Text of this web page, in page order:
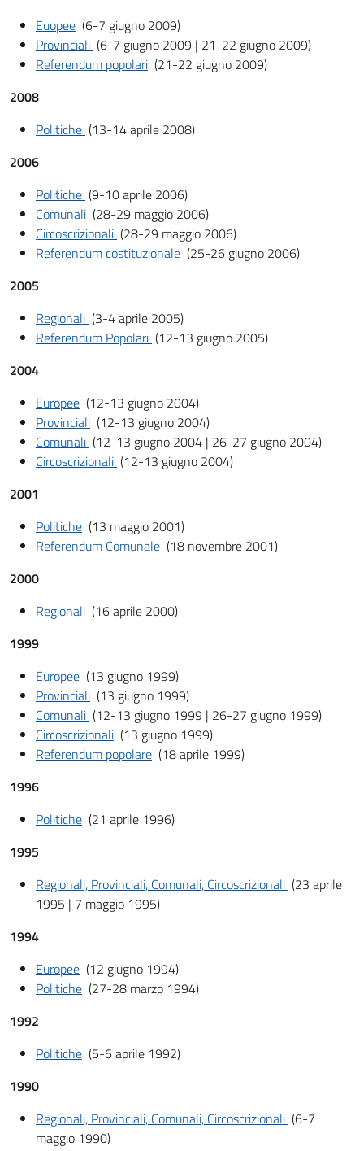
Euopee (6-7 giugno 2009)
Provinciali (6-7 giugno 2009 | 21-22 giugno 2009)
Referendum popolari (21-22 giugno 2009)
2008
Politiche (13-14 aprile 2008)
2006
Politiche (9-10 aprile 2006)
Comunali (28-29 maggio 2006)
Circoscrizionali (28-29 maggio 2006)
Referendum costituzionale (25-26 giugno 2006)
2005
Regionali (3-4 aprile 2005)
Referendum Popolari (12-13 giugno 2005)
2004
Europee (12-13 giugno 2004)
Provinciali (12-13 giugno 2004)
Comunali (12-13 giugno 2004 | 26-27 giugno 2004)
Circoscrizionali (12-13 giugno 2004)
2001
Politiche (13 maggio 2001)
Referendum Comunale (18 novembre 2001)
2000
Regionali (16 aprile 2000)
1999
Europee (13 giugno 1999)
Provinciali (13 giugno 1999)
Comunali (12-13 giugno 1999 | 26-27 giugno 1999)
Circoscrizionali (13 giugno 1999)
Referendum popolare (18 aprile 1999)
1996
Politiche (21 aprile 1996)
1995
Regionali, Provinciali, Comunali, Circoscrizionali (23 aprile
1995 | 7 maggio 1995)
1994
Europee (12 giugno 1994)
Politiche (27-28 marzo 1994)
1992
Politiche (5-6 aprile 1992)
1990
Regionali, Provinciali, Comunali, Circoscrizionali (6-7
maggio 1990)